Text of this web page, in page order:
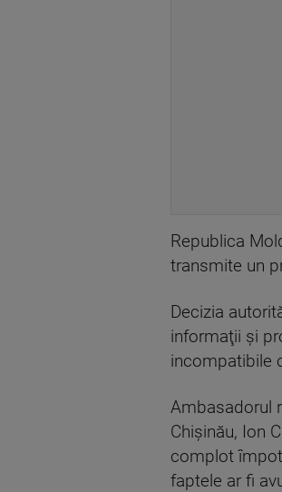
Republica
transmite un
Decizia
informaţii şi
incompatibile
Ambasadorul
Chişinău, Ion
complot
faptele ar fi